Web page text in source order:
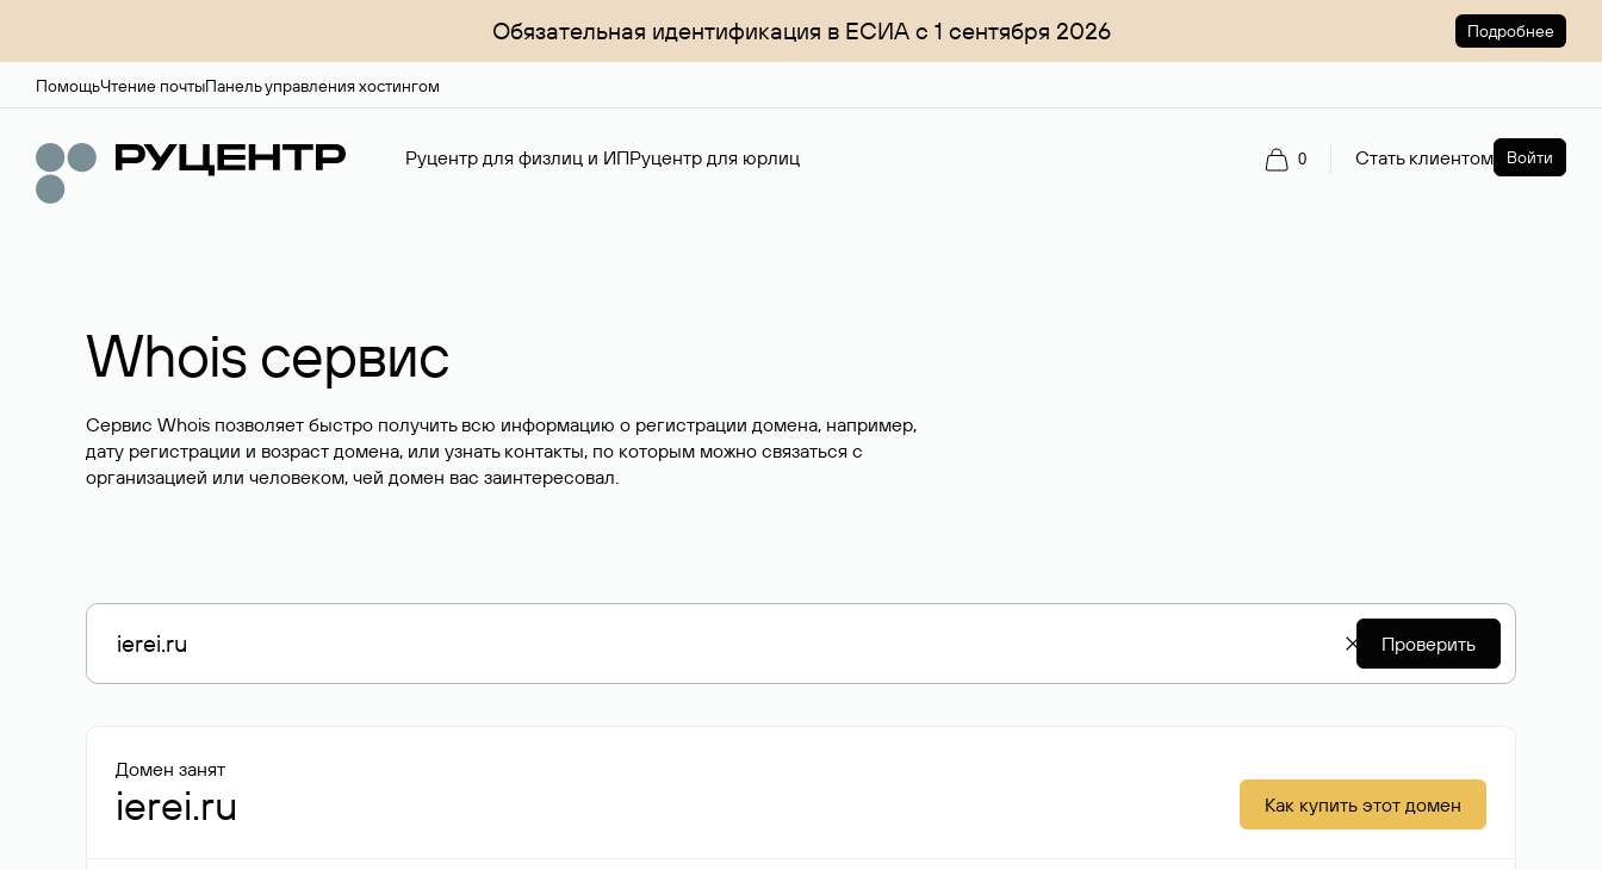
Обязательная идентификация в ЕСИА с 1 сентября 2026 Подробнее
ПомощьЧтение почтыПанель управления хостингом
Руцентр для физлиц и ИПРуцентр для юрлиц 0 Стать клиентом Войти
Whois сервис
Сервис Whois позволяет быстро получить всю информацию о регистрации домена, например,
дату регистрации и возраст домена, или узнать контакты, по которым можно связаться с
организацией или человеком, чей домен вас заинтересовал.
Проверить
Домен занят
ierei.ru Как купить этот домен